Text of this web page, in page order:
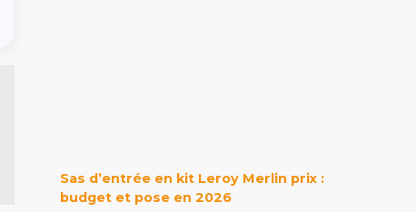
Sas d’entrée en kit Leroy Merlin prix :
budget et pose en 2026